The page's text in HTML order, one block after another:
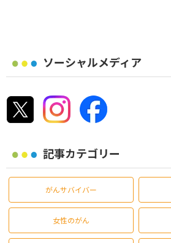
ソーシャルメディア
記事カテゴリー
がんサバイバー
女性のがん